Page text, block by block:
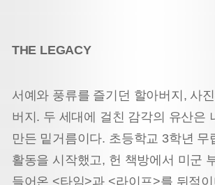
THE LEGACY
서예와 풍류를 즐기던 할아버지, 사
버지. 두 세대에 걸친 감각의 유산은
만든 밑거름이다. 초등학교 3학년 무
활동을 시작했고, 헌 책방에서 미군
들어온 <타임>과 <라이프>를 뒤적